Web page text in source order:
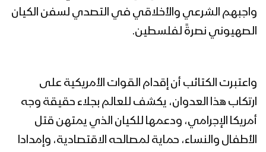
واجبهم الشرعي والأخلاقي في التصدي لسفن الكيان
الصهيوني نصرةً لفلسطين.
واعتبرت الكتائب أن إقدام القوات الأمريكية على
ارتكاب هذا العدوان، يكشف للعالم بجلاء حقيقة وجه
أمريكا الإجرامي، ودعمها للكيان الذي يمتهن قتل
الأطفال والنساء، حماية لمصالحه الاقتصادية، وإمدادا